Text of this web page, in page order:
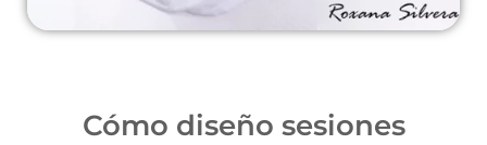
Cómo diseño sesiones